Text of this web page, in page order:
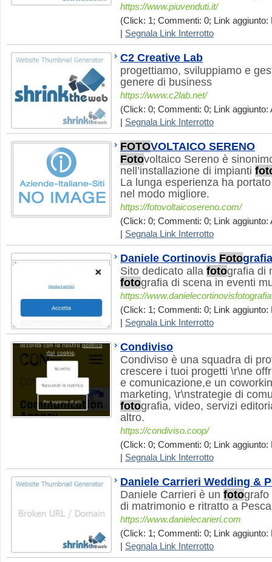
https://www.piuvenduti.it/
(Click: 1; Commenti: 0; Link aggiunto:
Segnala Link Interrotto
C2 Creative Lab
progettiamo, sviluppiamo e
genere di business
https://www.c2lab.net/
(Click: 0; Commenti: 0; Link aggiunto:
Segnala Link Interrotto
FOTOVOLTAICO SERENO
Fotovoltaico Sereno è
nell’installazione di impianti
La lunga esperienza ha
nel modo migliore.
https://fotovoltaicosereno.com/
(Click: 0; Commenti: 0; Link aggiunto:
Segnala Link Interrotto
Daniele Cortinovis Fotografia
Sito dedicato alla fotografia di
fotografia di scena in eventi
https://
(Click: 1; Commenti: 0; Link aggiunto:
Segnala Link Interrotto
Condiviso
Condiviso è una squadra di
crescere i tuoi progetti \r\ne
e comunicazione,e un
marketing, \r\nstrategie di
fotografia, video, servizi
altro.
https://condiviso.coop/
(Click: 0; Commenti: 0; Link aggiunto:
Segnala Link Interrotto
Daniele Carrieri Wedding &
Daniele Carrieri è un foto
di matrimonio e ritratto a
https://www.danielecarieri.com
(Click: 1; Commenti: 0; Link aggiunto:
Segnala Link Interrotto